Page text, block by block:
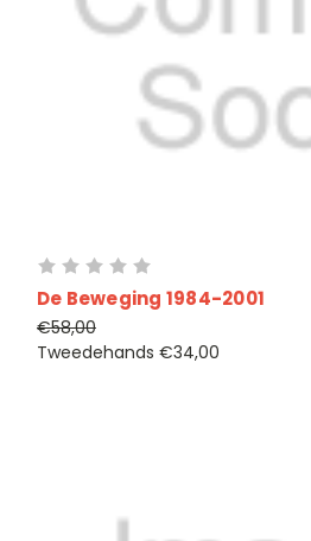
De Beweging 1984-2001
€58,00
Tweedehands €34,00